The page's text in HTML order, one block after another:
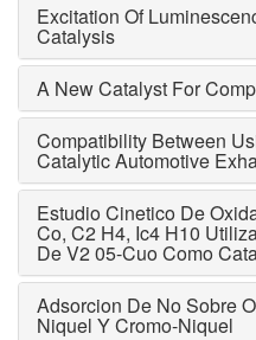
Excitation Of
Catalysis
A New Catalyst For
Compatibility Between
Catalytic Automotive
Estudio Cinetico De
Co, C2 H4, Ic4 H10
De V2 05-Cuo Como
Adsorcion De No Sobre
Niquel Y Cromo-Niquel